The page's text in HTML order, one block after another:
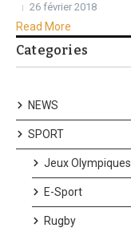
26 février 2018
Read More
Categories
NEWS
SPORT
Jeux Olympiques
E-Sport
Rugby